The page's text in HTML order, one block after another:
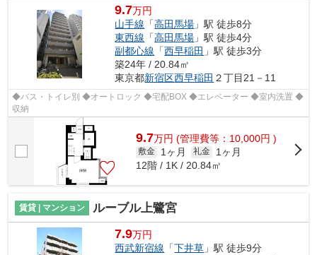
9.7万円
山手線 「高田馬場 」駅 徒歩8分
東西線 「高田馬場 」駅 徒歩4分
副都心線 「西早稲田 」駅 徒歩3分
築24年 / 20.84㎡
東京都新宿区西早稲田 ２丁目21－11
◆バス・トイレ別 ◆オートロック ◆宅配BOX ◆エレベーター ◆室内洗置 ◆
収納
9.7万円 (管理費等：10,000円 )
敷金 1ヶ月 礼金
1ヶ月
12階 / 1K / 20.84㎡
賃貸 | マンション ルーブル上鷺宮
7.9万円
西武新宿線 「下井草 」駅 徒歩9分